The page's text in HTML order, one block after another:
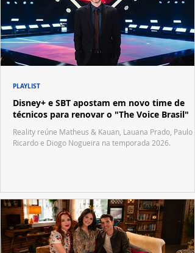
Disney+ e SBT apostam em novo time de
técnicos para renovar o "The Voice Brasil"
Reality reúne Matheus & Kauan, Lauana Prado, Paulo
Ricardo e Diogo Nogueira na temporada 2026.
PLAYLIST